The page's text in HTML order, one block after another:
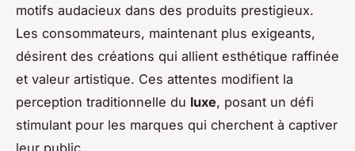
motifs audacieux dans des produits prestigieux.
Les consommateurs, maintenant plus exigeants,
désirent des créations qui allient esthétique raffinée
et valeur artistique. Ces attentes modifient la
perception traditionnelle du luxe, posant un défi
stimulant pour les marques qui cherchent à captiver